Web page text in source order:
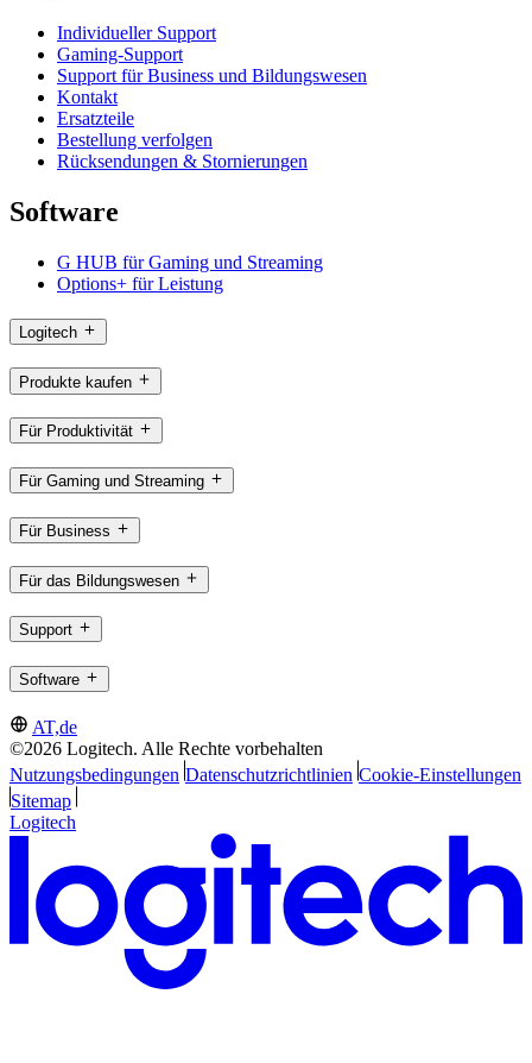
Individueller Support
Gaming-Support
Support für Business und Bildungswesen
Kontakt
Ersatzteile
Bestellung verfolgen
Rücksendungen & Stornierungen
Software
G HUB für Gaming und Streaming
Options+ für Leistung
Logitech
Produkte kaufen
Für Produktivität
Für Gaming und Streaming
Für Business
Für das Bildungswesen
Support
Software
AT,de
©2026 Logitech. Alle Rechte vorbehalten
Nutzungsbedingungen Datenschutzrichtlinien Cookie-Einstellungen
Sitemap
Logitech